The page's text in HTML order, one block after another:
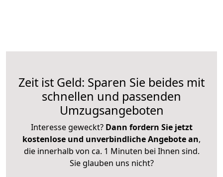
Zeit ist Geld: Sparen Sie beides mit
schnellen und passenden
Umzugsangeboten
Interesse geweckt? Dann fordern Sie jetzt
kostenlose und unverbindliche Angebote an,
die innerhalb von ca. 1 Minuten bei Ihnen sind.
Sie glauben uns nicht?